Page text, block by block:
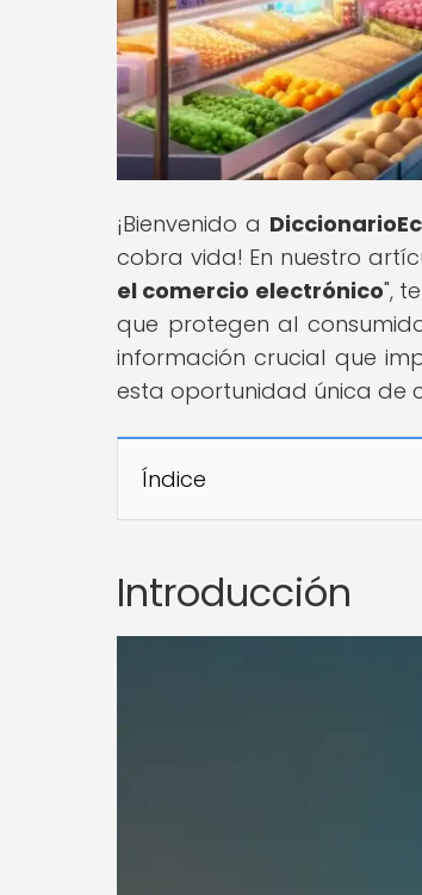
¡Bienvenido a
cobra vida! En nuestro
el comercio electrónico",
que protegen al
información crucial que
esta oportunidad única de
Índice
Introducción